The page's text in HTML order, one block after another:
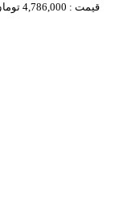
قیمت : 4,786,000 تومان